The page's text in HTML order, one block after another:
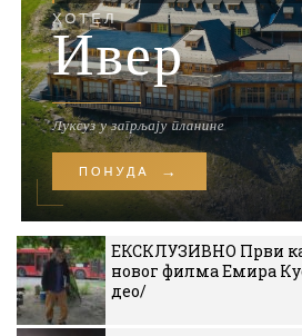
ЕКСКЛУЗИВНО Први
новог филма Емира
део/